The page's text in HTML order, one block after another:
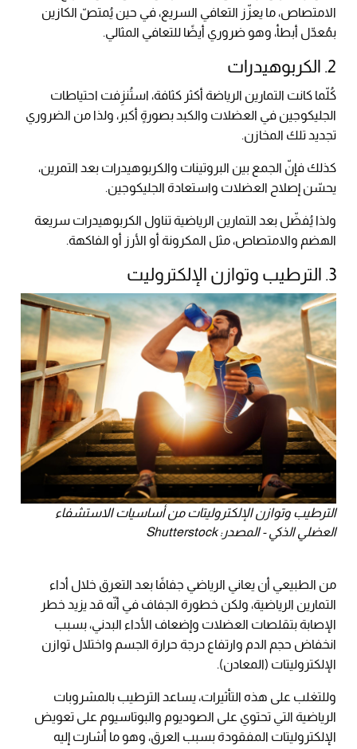
الامتصاص، ما يعزّز التعافي السريع، في حين يُمتصّ الكازين
بمُعدّل أبطأ، وهو ضروري أيضًا للتعافي المثالي.
2. الكربوهيدرات
كُلّما كانت التمارين الرياضة أكثر كثافة، استُنزِفت احتياطات
الجليكوجين في العضلات والكبد بصورةٍ أكبر، ولذا من الضروري
تجديد تلك المخازن.
كذلك فإنّ الجمع بين البروتينات والكربوهيدرات بعد التمرين،
يحسّن إصلاح العضلات واستعادة الجليكوجين.
ولذا يُفضّل بعد التمارين الرياضية تناول الكربوهيدرات سريعة
الهضم والامتصاص، مثل المكرونة أو الأرز أو الفاكهة.
3. الترطيب وتوازن الإلكتروليت
الترطيب وتوازن الإلكتروليتات من أساسيات الاستشفاء
العضلي الذكي - المصدر: Shutterstock
من الطبيعي أن يعاني الرياضي جفافًا بعد التعرق خلال أداء
التمارين الرياضية، ولكن خطورة الجفاف في أنّه قد يزيد خطر
الإصابة بتقلصات العضلات وإضعاف الأداء البدني، بسبب
انخفاض حجم الدم وارتفاع درجة حرارة الجسم واختلال توازن
الإلكتروليتات (المعادن).
وللتغلب على هذه التأثيرات، يساعد الترطيب بالمشروبات
الرياضية التي تحتوي على الصوديوم والبوتاسيوم على تعويض
الإلكتروليتات المفقودة بسبب العرق، وهو ما أشارت إليه